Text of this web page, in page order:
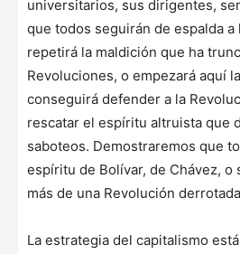
universitarios, sus dirigentes,
que todos seguirán de espalda a
repetirá la maldición que ha
Revoluciones, o empezará aquí
conseguirá defender a la
rescatar el espíritu altruista que
saboteos. Demostraremos que
espíritu de Bolívar, de Chávez, o
más de una Revolución
La estrategia del capitalismo